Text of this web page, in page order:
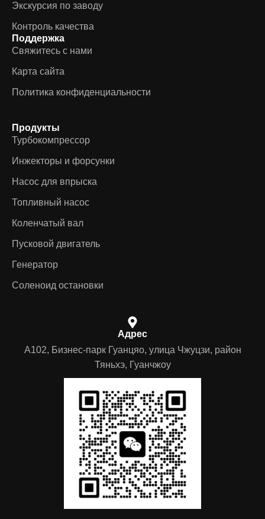
Экскурсия по заводу
Контроль качества
Поддержка
Свяжитесь с нами
Карта сайта
Политика конфиденциальности
Продукты
Турбокомпрессор
Инжекторы и форсунки
Насос для впрыска
Топливный насос
Коленчатый вал
Пусковой двигатель
Генератор
Соленоид остановки
Адрес
A102, Бизнес-парк Гуанцяо, улица Чжуцзи, район
Тяньхэ, Гуанчжоу
Portuguese
German